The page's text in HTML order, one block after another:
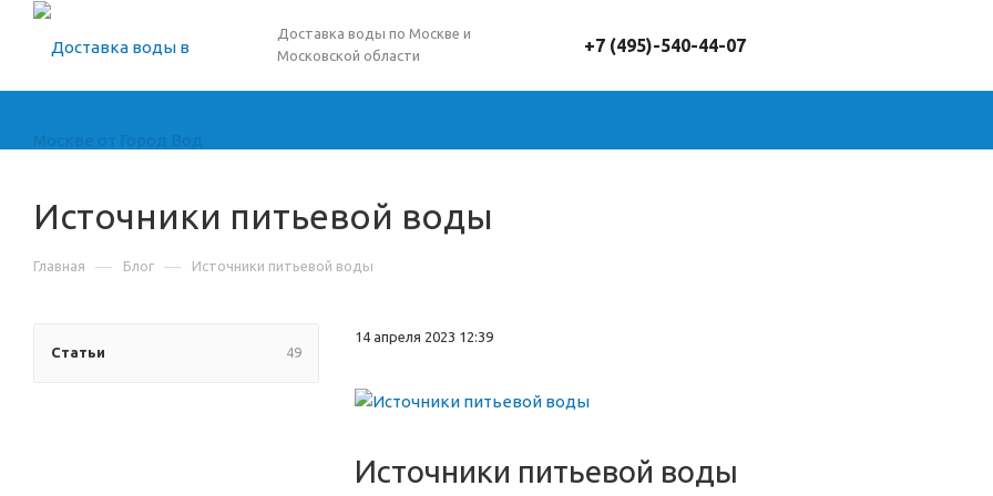
Доставка воды по Москве и
Московской области
+7 (495)-540-44-07
Источники питьевой воды
Главная — Блог — Источники питьевой воды
14 апреля 2023 12:39
Источники питьевой воды
Статьи 49